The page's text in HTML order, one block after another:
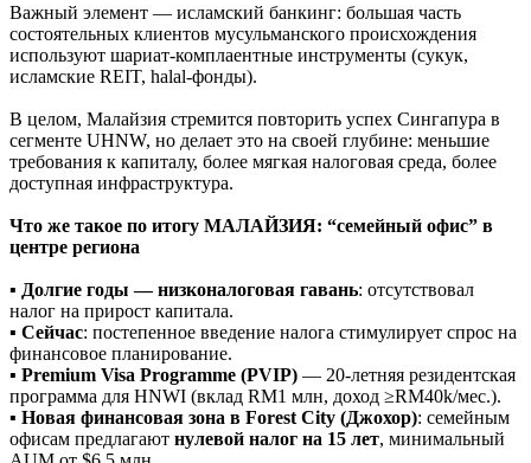
Важный элемент — исламский банкинг: большая часть
состоятельных клиентов мусульманского происхождения
используют шариат-комплаентные инструменты (сукук,
исламские REIT, halal-фонды).
В целом, Малайзия стремится повторить успех Сингапура в
сегменте UHNW, но делает это на своей глубине: меньшие
требования к капиталу, более мягкая налоговая среда, более
доступная инфраструктура.
Что же такое по итогу МАЛАЙЗИЯ: “семейный офис” в
центре региона
▪️ Долгие годы — низконалоговая гавань: отсутствовал
налог на прирост капитала.
▪️ Сейчас: постепенное введение налога стимулирует спрос на
финансовое планирование.
▪️ Premium Visa Programme (PVIP) — 20-летняя резидентская
программа для HNWI (вклад RM1 млн, доход ≥RM40k/мес.).
▪️ Новая финансовая зона в Forest City (Джохор): семейным
офисам предлагают нулевой налог на 15 лет, минимальный